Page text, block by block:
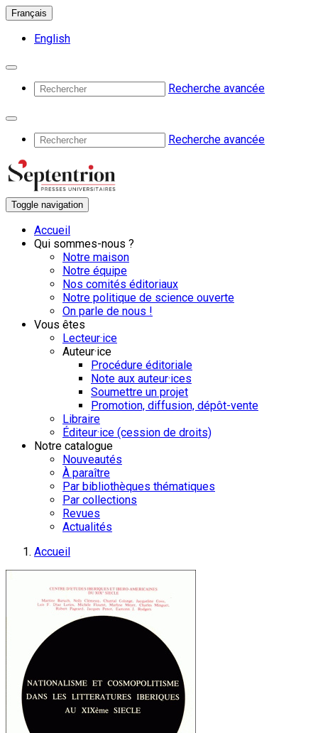
Français
English
Recherche avancée
Recherche avancée
Toggle navigation
Accueil
Qui sommes-nous ?
Notre maison
Notre équipe
Nos comités éditoriaux
Notre politique de science ouverte
On parle de nous !
Vous êtes
Lecteur·ice
Auteur·ice
Procédure éditoriale
Note aux auteur·ices
Soumettre un projet
Promotion, diffusion, dépôt-vente
Libraire
Éditeur·ice (cession de droits)
Notre catalogue
Nouveautés
À paraître
Par bibliothèques thématiques
Par collections
Revues
Actualités
Accueil